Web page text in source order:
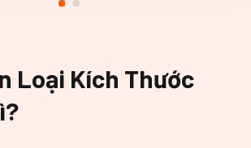
Loại Kích Thước